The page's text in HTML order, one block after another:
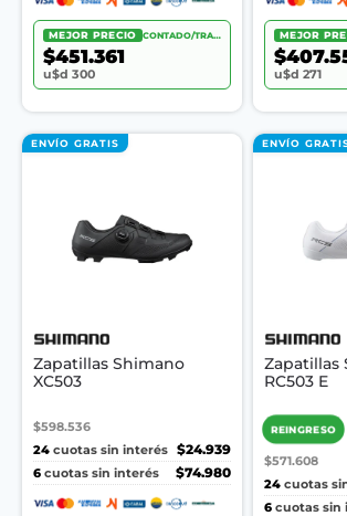
MEJOR PRECIO CONTADO/TRANSF.
$451.361
u$d 300
MEJOR
u$d 271
ENVÍO GRATIS
Zapatillas Shimano
XC503
$598.536
24 cuotas sin interés
$24.939
6 cuotas sin interés $74.980
ENVÍO
Zapatillas
RC503 E
REINGRESO
$571.608
24 cuotas
6 cuotas sin